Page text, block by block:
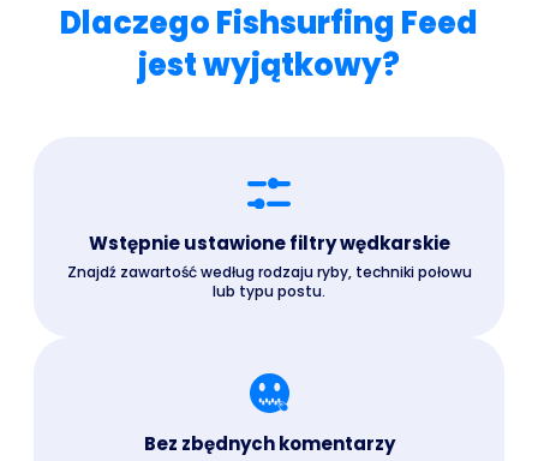
Dlaczego Fishsurfing Feed
jest wyjątkowy?
Wstępnie ustawione filtry wędkarskie
Znajdź zawartość według rodzaju ryby, techniki połowu
lub typu postu.
Bez zbędnych komentarzy